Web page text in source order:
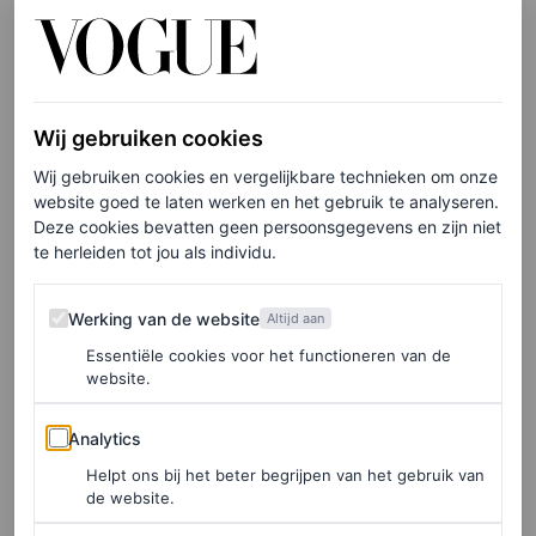
heruitgevonden Victoria’s Secret. Het is er een die meer
divers is, meerbody positive
goedkoop” – is het ook cooler.
Het was de toevoeging van Emmanuelle Alt, die Kate
overhaalde om voor het eerst mee te doen. De voormalige
hoofdredactrice van Vogue Paris werd aan boord gehaald
om de show van 2024 te stylen. “Ze is een van mijn
favoriete stylisten”, zegt Moss, die voorafgaand aan de
show exclusief met Vogue sprak. “Wat ze ook doet, het
wordt cool. Ze heeft zo’n goed oog, dus ik voelde me
gerustgesteld.”
Wij gebruiken cookies
Wij gebruiken cookies en vergelijkbare technieken om onze
website goed te laten werken en het gebruik te analyseren.
Deze cookies bevatten geen persoonsgegevens en zijn niet
te herleiden tot jou als individu.
Werking van de website
Werking van de website Altijd aan
Essentiële cookies voor het functioneren van de
website.
Analytics
Analytics
Helpt ons bij het beter begrijpen van het gebruik van
de website.